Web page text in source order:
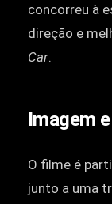
concorreu à
direção e
Car.
Imagem
O filme é
junto a uma